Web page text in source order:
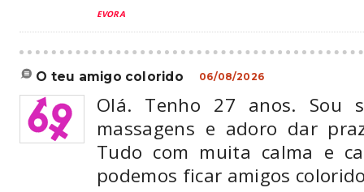
EVORA
o teu amigo colorido 06/08/2026
Olá. Tenho 27 anos. Sou
massagens e adoro dar
Tudo com muita calma e
podemos ficar amigos